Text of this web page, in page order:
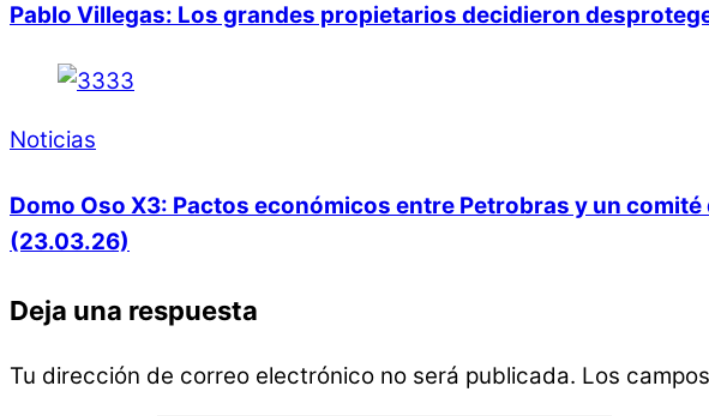
Pablo Villegas: Los grandes propietarios decidieron
Noticias
Domo Oso X3: Pactos económicos entre Petrobras y un
(23.03.26)
Deja una respuesta
Tu dirección de correo electrónico no será publicada. Los